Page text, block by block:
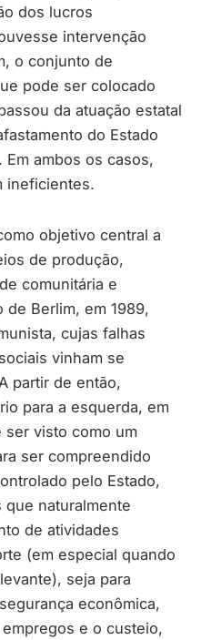
dos lucros
intervenção
o conjunto de
pode ser colocado
da atuação estatal
do Estado
ambos os casos,
ineficientes.
objetivo central a
de produção,
comunitária e
de Berlim, em 1989,
cujas falhas
vinham se
partir de então,
para a esquerda, em
ser visto como um
ser compreendido
pelo Estado,
que naturalmente
de atividades
(em especial quando
seja para
econômica,
e o custeio,